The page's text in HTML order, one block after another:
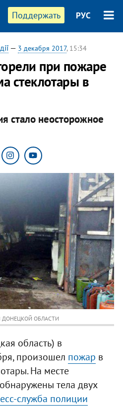
Поддержать РУС
— 3 декабря 2017, 15:34
при пожаре
стеклотары в
стало неосторожное
ОБЛАСТИ
область) в
произошел пожар в
На месте
тела двух
служба полиции